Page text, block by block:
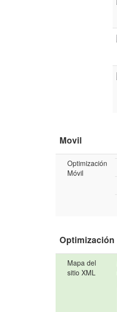
Movil
Optimización
Móvil
Optimización
Mapa del
sitio XML